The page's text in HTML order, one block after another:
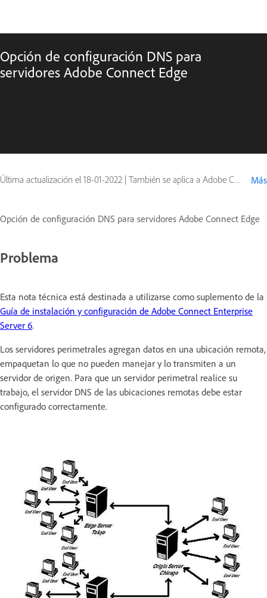
Opción de configuración DNS para
servidores Adobe Connect Edge
Última actualización el 18-01-2022 | También se aplica a Adobe Connect 9 Más
Opción de configuración DNS para servidores Adobe Connect Edge
Problema
Esta nota técnica está destinada a utilizarse como suplemento de la
Guía de instalación y configuración de Adobe Connect Enterprise
Server 6.
Los servidores perimetrales agregan datos en una ubicación remota,
empaquetan lo que no pueden manejar y lo transmiten a un
servidor de origen. Para que un servidor perimetral realice su
trabajo, el servidor DNS de las ubicaciones remotas debe estar
configurado correctamente.